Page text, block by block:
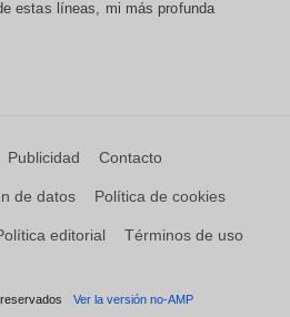
estas líneas, mi más profunda
Publicidad Contacto
de datos Política de cookies
editorial Términos de uso
Ver la versión no-AMP